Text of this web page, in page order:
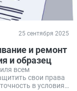
25 сентября 2025
и ремонт
и образец
всем
свои права
в условия